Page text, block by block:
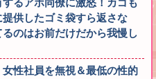
るアホ同僚に激怒！カゴも
供したゴミ袋すら返さな
のはお前だけだから我慢し
性社員を無視＆最低の性的